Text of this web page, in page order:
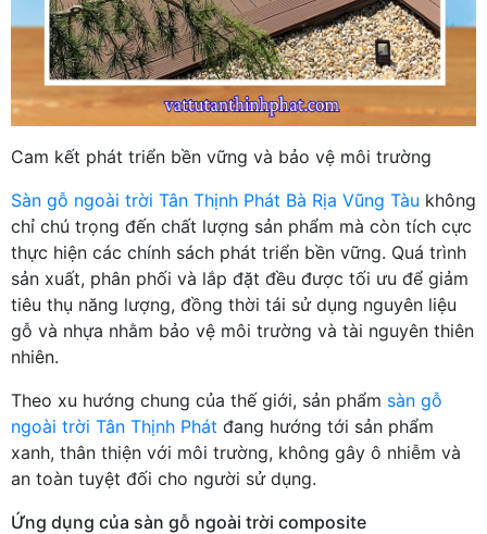
Cam kết phát triển bền vững và bảo vệ môi trường
Sàn gỗ ngoài trời Tân Thịnh Phát Bà Rịa Vũng Tàu không
chỉ chú trọng đến chất lượng sản phẩm mà còn tích cực
thực hiện các chính sách phát triển bền vững. Quá trình
sản xuất, phân phối và lắp đặt đều được tối ưu để giảm
tiêu thụ năng lượng, đồng thời tái sử dụng nguyên liệu
gỗ và nhựa nhằm bảo vệ môi trường và tài nguyên thiên
nhiên.
Theo xu hướng chung của thế giới, sản phẩm sàn gỗ
ngoài trời Tân Thịnh Phát đang hướng tới sản phẩm
xanh, thân thiện với môi trường, không gây ô nhiễm và
an toàn tuyệt đối cho người sử dụng.
Ứng dụng của sàn gỗ ngoài trời composite